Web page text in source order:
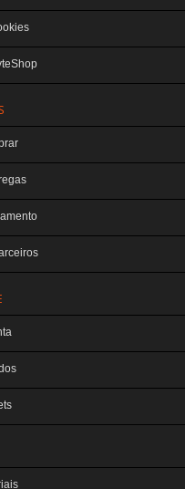
DE INFORMATICA LTDA
| Curitiba-PR